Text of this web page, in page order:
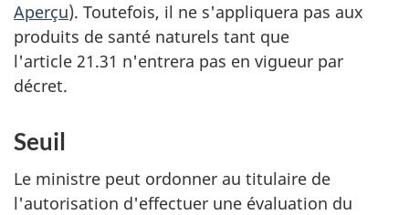
Aperçu). Toutefois, il ne s'appliquera pas aux
produits de santé naturels tant que
l'article 21.31 n'entrera pas en vigueur par
décret.
Seuil
Le ministre peut ordonner au titulaire de
l'autorisation d'effectuer une évaluation du